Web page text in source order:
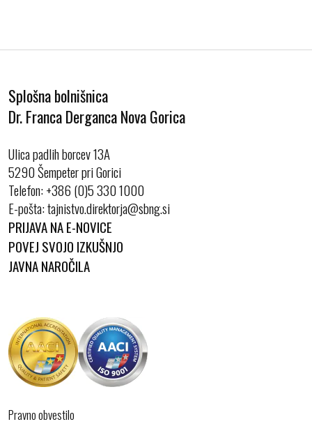
Splošna bolnišnica
Dr. Franca Derganca Nova Gorica
Ulica padlih borcev 13A
5290 Šempeter pri Gorici
Telefon:+386 (0)5 330 1000
E-pošta:
PRIJAVA NA E-NOVICE
POVEJ SVOJO IZKUŠNJO
JAVNA NAROČILA
Pravno obvestilo